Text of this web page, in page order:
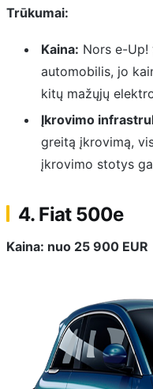
Trūkumai:
Kaina: Nors e-
automobilis, jo
kitų mažųjų
Įkrovimo
greitą įkrovimą,
įkrovimo stotys
4. Fiat 500e
Kaina: nuo 25 900 EUR